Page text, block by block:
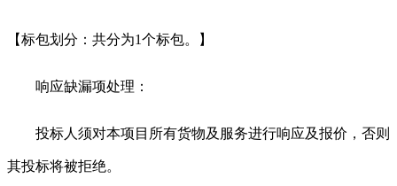
【标包划分：共分为1个标包。】
响应缺漏项处理：
投标人须对本项目所有货物及服务进行响应及报价，否则
其投标将被拒绝。